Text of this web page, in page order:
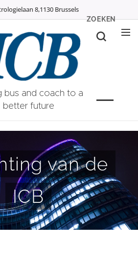
8,1130 Brussels
bus and coach to a
better future
ZOEKEN
van de
ICB